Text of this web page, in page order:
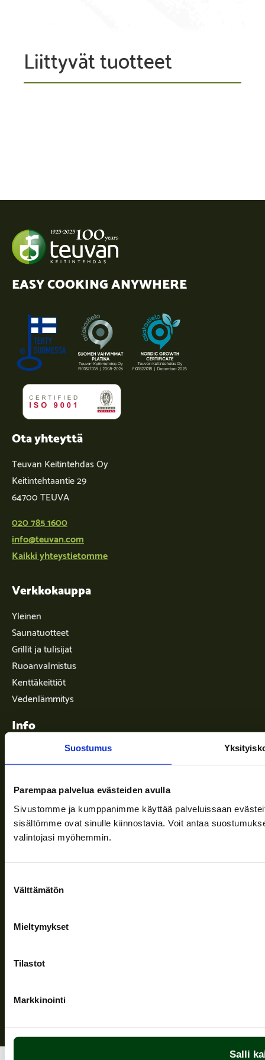
Suostumus
Parempaa palvelua evästeiden avulla
Sivustomme ja kumppanimme käyttää palveluissaan
sisältömme ovat sinulle kiinnostavia. Voit antaa
valintojasi myöhemmin.
valinta
Välttämätön
Mieltymykset
Tilastot
Markkinointi
Salli
Liittyvät tuotteet
EASY COOKING ANYWHERE
Ota yhteyttä
Teuvan Keitintehdas Oy
Keitintehtaantie 29
64700 TEUVA
020 785 1600
info@teuvan.com
Kaikki yhteystietomme
Verkkokauppa
Yleinen
Saunatuotteet
Grillit ja tulisijat
Ruoanvalmistus
Kenttäkeittiöt
Vedenlämmitys
Info
Ajankohtaista
Yritys
Tuki